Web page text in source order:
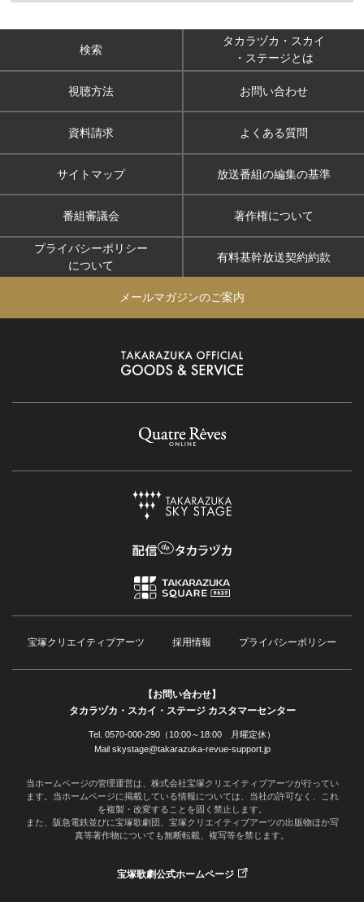
検索
タカラヅカ・スカイ
・ステージとは
視聴方法 お問い合わせ
資料請求 よくある質問
サイトマップ 放送番組の編集の基準
番組審議会 著作権について
プライバシーポリシー
について
有料基幹放送契約約款
メールマガジンのご案内
宝塚クリエイティブアーツ 採用情報 プライバシーポリシー
【お問い合わせ】
タカラヅカ・スカイ・ステージ カスタマーセンター
Tel. 0570-000-290（10:00～18:00 月曜定休）
Mail skystage@takarazuka-revue-support.jp
当ホームページの管理運営は、株式会社宝塚クリエイティブアーツが行ってい
ます。当ホームページに掲載している情報については、当社の許可なく、これ
を複製・改変することを固く禁止します。
また、阪急電鉄並びに宝塚歌劇団、宝塚クリエイティブアーツの出版物ほか写
真等著作物についても無断転載、複写等を禁じます。
宝塚歌劇公式ホームページ